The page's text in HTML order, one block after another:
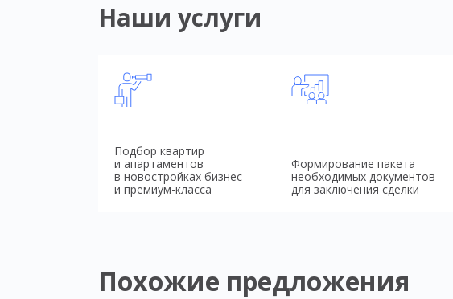
Наши услуги
Подбор квартир
и апартаментов
в новостройках бизнес-
и премиум-класса
Формирование пакета
необходимых документов
для заключения сделки
Похожие предложения